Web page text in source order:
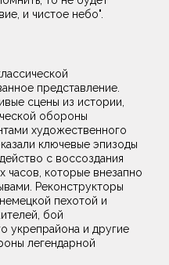
и чистое небо".
представление.
сцены из истории,
обороны
художественного
ключевые эпизоды
с воссоздания
которые внезапно
Реконструкторы
пехотой и
бой
укрепрайона и другие
легендарной